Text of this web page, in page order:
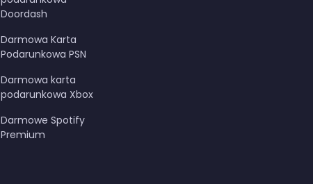
Doordash
Darmowa Karta
Podarunkowa PSN
Darmowa karta
podarunkowa Xbox
Darmowe Spotify
Premium